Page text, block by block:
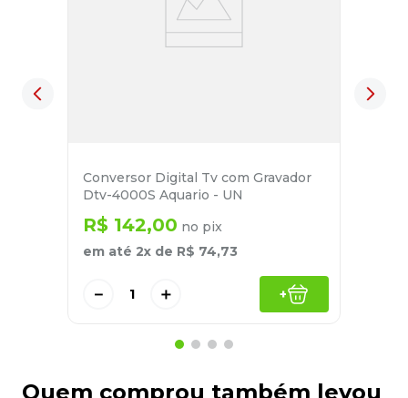
Conversor Digital Tv com Gravador
Dtv-4000S Aquario - UN
R$ 142,00 no pix
em até 2x de R$ 74,73
＋
－ +
Quem comprou também levou